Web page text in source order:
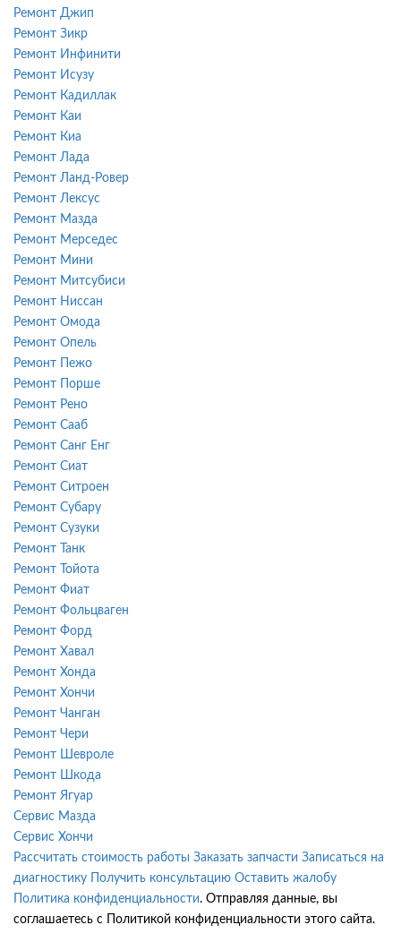
Ремонт Джип
Ремонт Зикр
Ремонт Инфинити
Ремонт Исузу
Ремонт Кадиллак
Ремонт Каи
Ремонт Киа
Ремонт Лада
Ремонт Ланд-Ровер
Ремонт Лексус
Ремонт Мазда
Ремонт Мерседес
Ремонт Мини
Ремонт Митсубиси
Ремонт Ниссан
Ремонт Омода
Ремонт Опель
Ремонт Пежо
Ремонт Порше
Ремонт Рено
Ремонт Сааб
Ремонт Санг Енг
Ремонт Сиат
Ремонт Ситроен
Ремонт Субару
Ремонт Сузуки
Ремонт Танк
Ремонт Тойота
Ремонт Фиат
Ремонт Фольцваген
Ремонт Форд
Ремонт Хавал
Ремонт Хонда
Ремонт Хончи
Ремонт Чанган
Ремонт Чери
Ремонт Шевроле
Ремонт Шкода
Ремонт Ягуар
Сервис Мазда
Сервис Хончи
Рассчитать стоимость работы Заказать запчасти Записаться на
диагностику
Получить консультацию Оставить жалобу
Политика конфиденциальности. Отправляя данные, вы
соглашаетесь с Политикой конфиденциальности этого сайта.